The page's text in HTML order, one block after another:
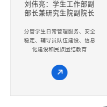
刘伟亮：学生工作部副
部长兼研究生院副院长
分管学生日常管理服务、安全
稳定、辅导员队伍建设、信息
化建设和民族团结教育